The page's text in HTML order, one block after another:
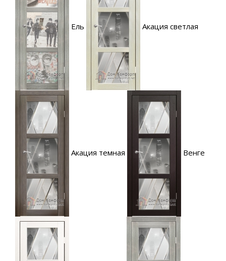
Ель Акация светлая
Акация темная Венге